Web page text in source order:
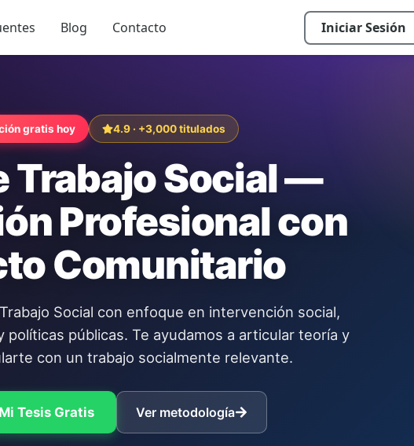
Blog Contacto Iniciar Sesión
gratis hoy 4.9 · +3,000 titulados
Trabajo Social —
Profesional con
Comunitario
Social con enfoque en intervención social,
políticas públicas. Te ayudamos a articular teoría y
con un trabajo socialmente relevante.
Tesis Gratis Ver metodología